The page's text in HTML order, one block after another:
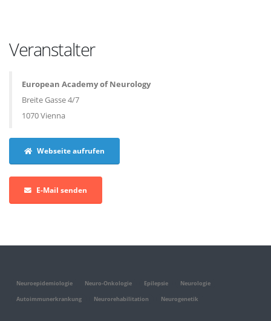
Veranstalter
European Academy of Neurology
Breite Gasse 4/7
1070 Vienna
Webseite aufrufen
E-Mail senden
Neuroepidemiologie Neuro-Onkologie Epilepsie Neurologie
Autoimmunerkrankung Neurorehabilitation Neurogenetik